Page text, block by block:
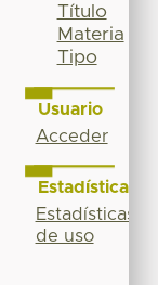
Título
Materia
Tipo
Usuario
Acceder
Estadísticas
Estadísticas
de uso